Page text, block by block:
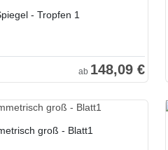
- Tropfen 1
ab 148,09 €
groß - Blatt1